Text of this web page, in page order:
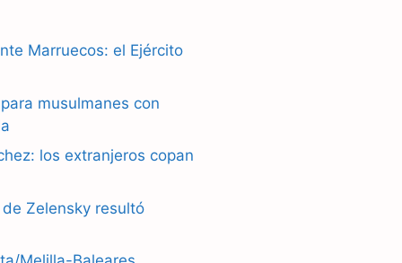
Marruecos: el Ejército
musulmanes con
los extranjeros copan
Zelensky resultó